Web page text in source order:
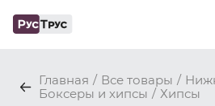
Главная / Все товары /
Боксеры и хипсы / Хипсы